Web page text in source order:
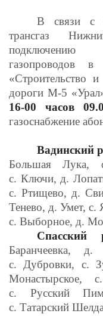
В связи с
трансгаз
подключению
газопроводов в
«Строительство
дороги М-5
16-00 часов
газоснабжение
Вадинский
Большая Лука,
с. Ключи, д.
с. Ртищево, д.
Тенево, д. Умет, с.
с. Выборное, д.
Баранчеевка, д.
с. Дубровки, с.
Монастырское,
с. Русский
с. Татарский